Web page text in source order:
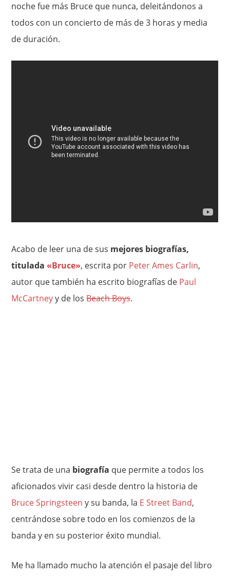
noche fue más Bruce que nunca, deleitándonos a
todos con un concierto de más de 3 horas y media
de duración.
Acabo de leer una de sus mejores biografías,
titulada«Bruce», escrita por Peter Ames Carlin,
autor que también ha escrito biografías de Paul
McCartneyy de losBeach Boys.
Se trata de una biografía que permite a todos los
aficionados vivir casi desde dentro la historia de
Bruce Springsteen y su banda, la E Street Band,
centrándose sobre todo en los comienzos de la
banda y en su posterior éxito mundial.
Me ha llamado mucho la atención el pasaje del libro